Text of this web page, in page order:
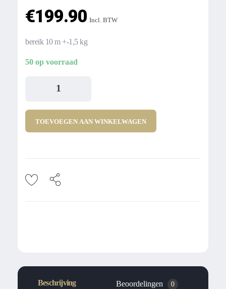
€199.90 Incl. BTW
bereik 10 m +-1,5 kg
50 op voorraad
TOEVOEGEN AAN WINKELWAGEN
Beschrijving Beoordelingen 0